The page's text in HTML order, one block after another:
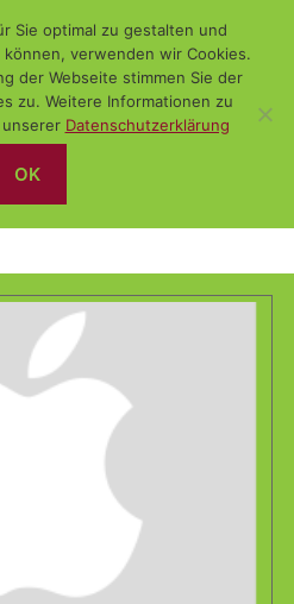
WiSch
Sie optimal zu gestalten und
verwenden wir Cookies.
der Webseite stimmen Sie der
zu. Weitere Informationen zu
Datenschutzerklärung
OK